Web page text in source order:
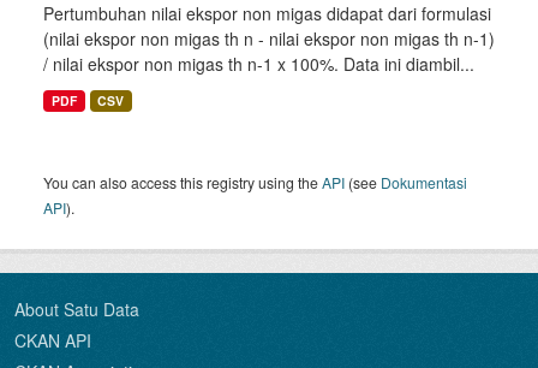
Pertumbuhan nilai ekspor non migas didapat dari formulasi
(nilai ekspor non migas th n - nilai ekspor non migas th n-1)
/ nilai ekspor non migas th n-1 x 100%. Data ini diambil...
PDF CSV
You can also access this registry using theAPI (see Dokumentasi
API).
About Satu Data
CKAN API